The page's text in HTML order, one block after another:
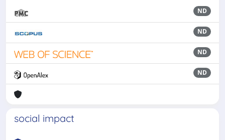
ND
ND
ND
ND
social impact